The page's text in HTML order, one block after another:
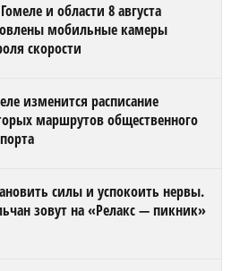
и области 8 августа
мобильные камеры
скорости
изменится расписание
маршрутов общественного
силы и успокоить нервы.
зовут на «Релакс — пикник»